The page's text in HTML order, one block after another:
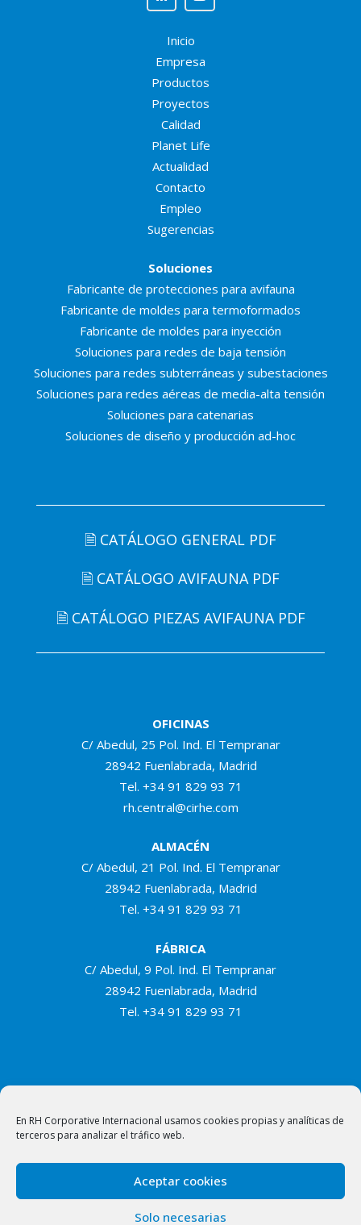
En RH Corporative Internacional usamos cookies propias y analíticas de
terceros para analizar el tráfico web.
Aceptar cookies
Solo necesarias
Inicio
Empresa
Productos
Proyectos
Calidad
Planet Life
Actualidad
Contacto
Empleo
Sugerencias
Soluciones
Fabricante de protecciones para avifauna
Fabricante de moldes para termoformados
Fabricante de moldes para inyección
Soluciones para redes de baja tensión
Soluciones para redes subterráneas y subestaciones
Soluciones para redes aéreas de media-alta tensión
Soluciones para catenarias
Soluciones de diseño y producción ad-hoc
🗎 CATÁLOGO GENERAL PDF
🗎 CATÁLOGO AVIFAUNA PDF
🗎 CATÁLOGO PIEZAS AVIFAUNA PDF
OFICINAS
C/ Abedul, 25 Pol. Ind. El Tempranar
28942 Fuenlabrada, Madrid
Tel. +34 91 829 93 71
rh.central@cirhe.com
ALMACÉN
C/ Abedul, 21 Pol. Ind. El Tempranar
28942 Fuenlabrada, Madrid
Tel. +34 91 829 93 71
FÁBRICA
C/ Abedul, 9 Pol. Ind. El Tempranar
28942 Fuenlabrada, Madrid
Tel. +34 91 829 93 71